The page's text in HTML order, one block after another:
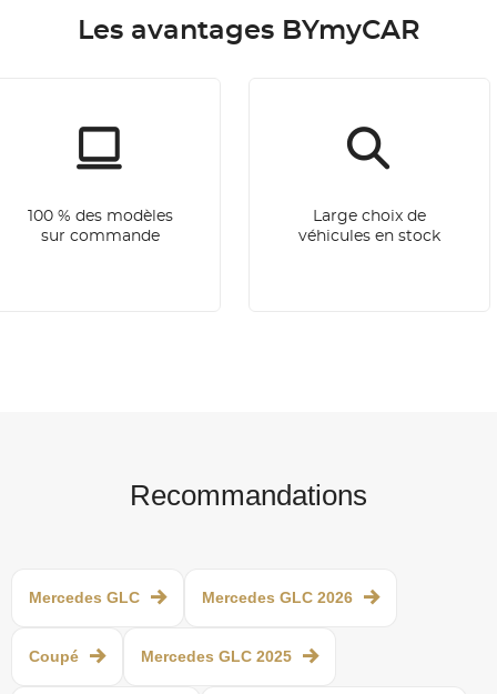
Les avantages BYmyCAR
100 % des modèles
sur commande
Large choix de
véhicules en stock
Recommandations
Mercedes GLC Mercedes GLC 2026
Coupé Mercedes GLC 2025